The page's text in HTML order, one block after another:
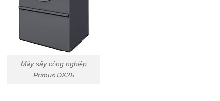
Máy sấy công nghiệp
Primus DX25